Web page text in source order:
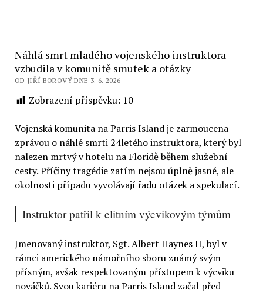
Náhlá smrt mladého vojenského instruktora
vzbudila v komunitě smutek a otázky
OD JIŘÍ BOROVÝ DNE 3. 6. 2026
Zobrazení příspěvku: 10
Vojenská komunita na Parris Island je zarmoucena
zprávou o náhlé smrti 24letého instruktora, který byl
nalezen mrtvý v hotelu na Floridě během služební
cesty. Příčiny tragédie zatím nejsou úplně jasné, ale
okolnosti případu vyvolávají řadu otázek a spekulací.
Instruktor patřil k elitním výcvikovým týmům
Jmenovaný instruktor, Sgt. Albert Haynes II, byl v
rámci amerického námořního sboru známý svým
přísným, avšak respektovaným přístupem k výcviku
nováčků. Svou kariéru na Parris Island začal před